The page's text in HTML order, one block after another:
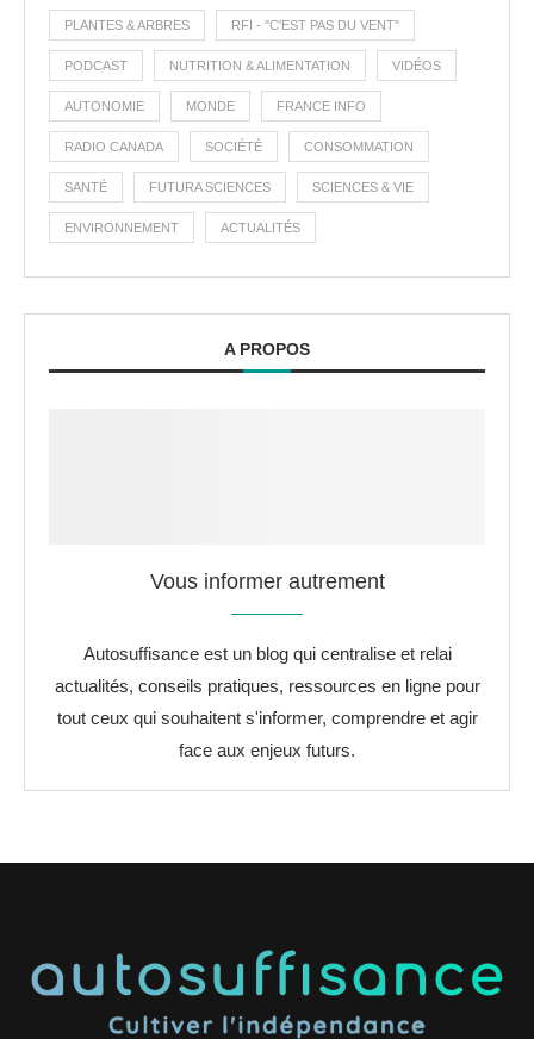
PLANTES & ARBRES RFI - "C'EST PAS DU VENT"
PODCAST NUTRITION & ALIMENTATION VIDÉOS
AUTONOMIE MONDE FRANCE INFO
RADIO CANADA SOCIÉTÉ CONSOMMATION
SANTÉ FUTURA SCIENCES SCIENCES & VIE
ENVIRONNEMENT ACTUALITÉS
A PROPOS
Vous informer autrement
Autosuffisance est un blog qui centralise et relai
actualités, conseils pratiques, ressources en ligne pour
tout ceux qui souhaitent s'informer, comprendre et agir
face aux enjeux futurs.